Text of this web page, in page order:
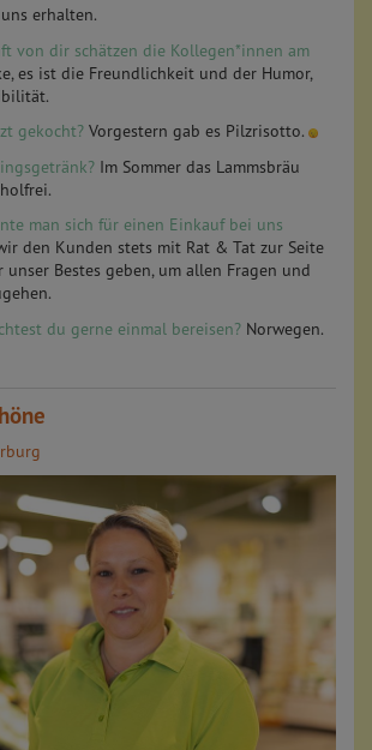
erhalten.
von dir schätzen die Kollegen*innen am
es ist die Freundlichkeit und der Humor,
gekocht? Vorgestern gab es Pilzrisotto.
Im Sommer das Lammsbräu
man sich für einen Einkauf bei uns
den Kunden stets mit Rat & Tat zur Seite
Bestes geben, um allen Fragen und
du gerne einmal bereisen? Norwegen.